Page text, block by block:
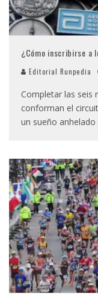
¿Cómo inscribirse a
Editorial Runpedia
Completar las seis
conforman el
un sueño